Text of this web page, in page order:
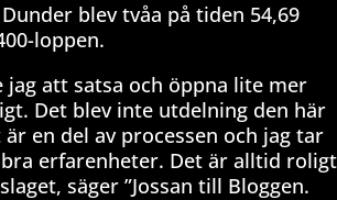
blev tvåa på tiden 54,69
loppen.
jag att satsa och öppna lite mer
Det blev inte utdelning den här
en del av processen och jag tar
erfarenheter. Det är alltid roligt
säger ”Jossan till Bloggen.